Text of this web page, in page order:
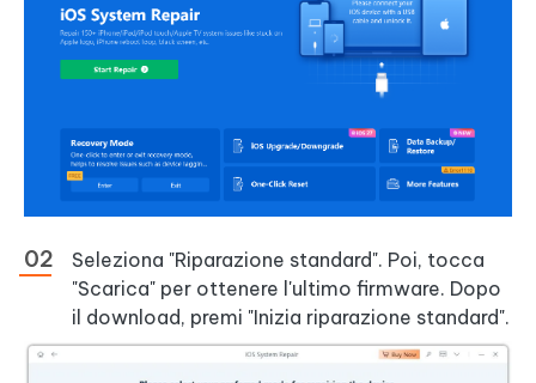
Seleziona "Riparazione standard". Poi, tocca
"Scarica" per ottenere l'ultimo firmware. Dopo
il download, premi "Inizia riparazione standard".